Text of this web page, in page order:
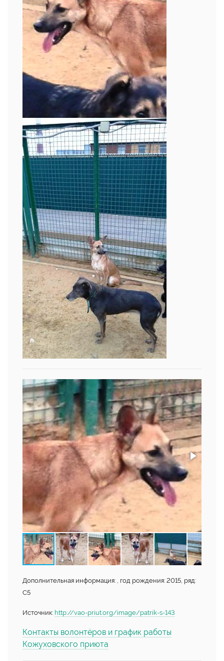
Дополнительная информация: , год рождения: 2015, ряд:
С5
Источник: http://vao-priut.org/image/patrik-s-143
Контакты волонтёров и график работы
Кожуховского приюта